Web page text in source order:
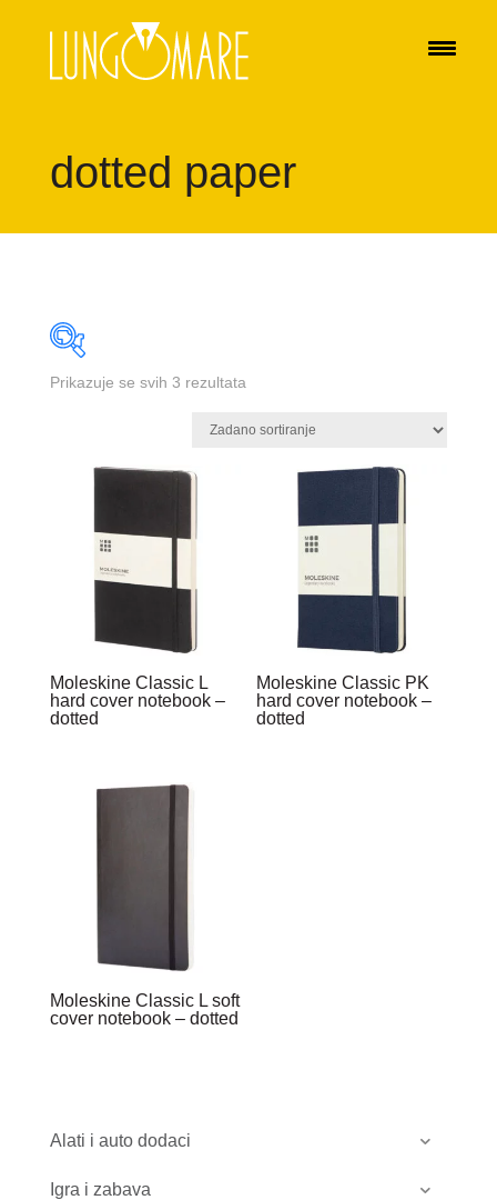
dotted paper
Alati i auto dodaci
Igra i zabava
Prikazuje se svih 3 rezultata
Moleskine Classic L
hard cover notebook –
dotted
Moleskine Classic PK
hard cover notebook –
dotted
Moleskine Classic L soft
cover notebook – dotted